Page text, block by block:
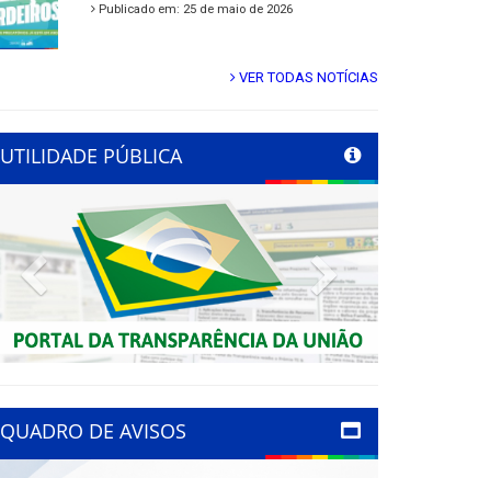
Publicado em: 25 de maio de 2026
VER TODAS NOTÍCIAS
UTILIDADE PÚBLICA
Previous Next
QUADRO DE AVISOS